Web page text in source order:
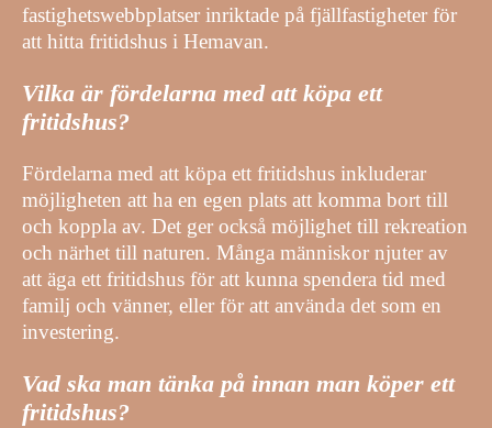
fastighetswebbplatser inriktade på fjällfastigheter för
att hitta fritidshus i Hemavan.
Vilka är fördelarna med att köpa ett
fritidshus?
Fördelarna med att köpa ett fritidshus inkluderar
möjligheten att ha en egen plats att komma bort till
och koppla av. Det ger också möjlighet till rekreation
och närhet till naturen. Många människor njuter av
att äga ett fritidshus för att kunna spendera tid med
familj och vänner, eller för att använda det som en
investering.
Vad ska man tänka på innan man köper ett
fritidshus?